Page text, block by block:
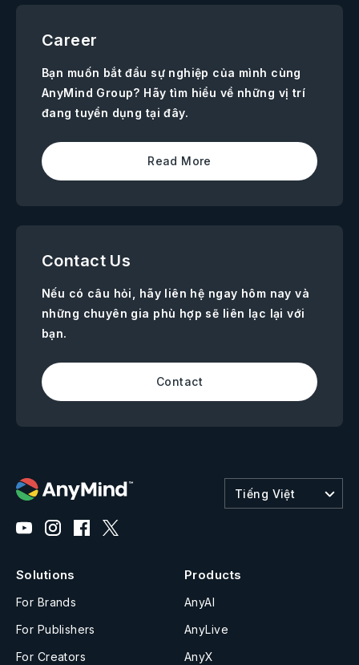
Career
Bạn muốn bắt đầu sự nghiệp của mình cùng
AnyMind Group? Hãy tìm hiểu về những vị trí
đang tuyển dụng tại đây.
Read More
Contact Us
Nếu có câu hỏi, hãy liên hệ ngay hôm nay và
những chuyên gia phù hợp sẽ liên lạc lại với
bạn.
Contact
Tiếng Việt
Solutions
For Brands
For Publishers
For Creators
Products
AnyAI
AnyLive
AnyX